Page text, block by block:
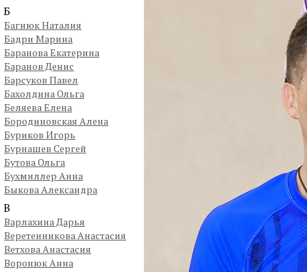
Б
Багнюк Наталия
Бадри Марина
Баранова Екатерина
Баранов Денис
Барсуков Павел
Бахолдина Ольга
Беляева Елена
Бородиновская Алена
Буриков Игорь
Бурнашев Сергей
Бутова Ольга
Бухмиллер Анна
Быкова Александра
В
Варлахина Дарья
Веретенникова Анастасия
Ветхова Анастасия
Воронюк Анна